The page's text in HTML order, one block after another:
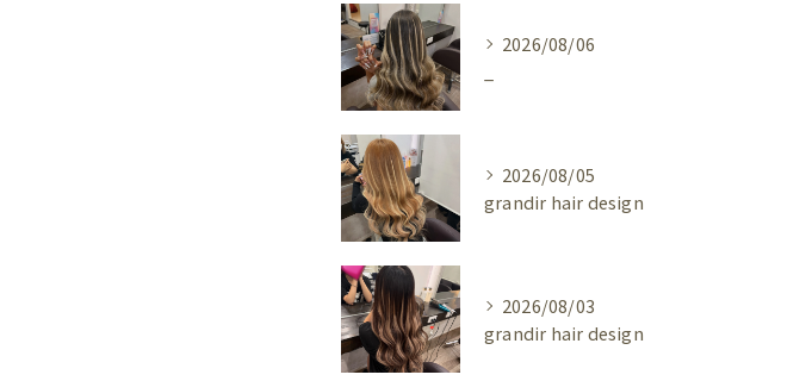
2026/08/06
2026/08/05
grandir hair design
2026/08/03
grandir hair design